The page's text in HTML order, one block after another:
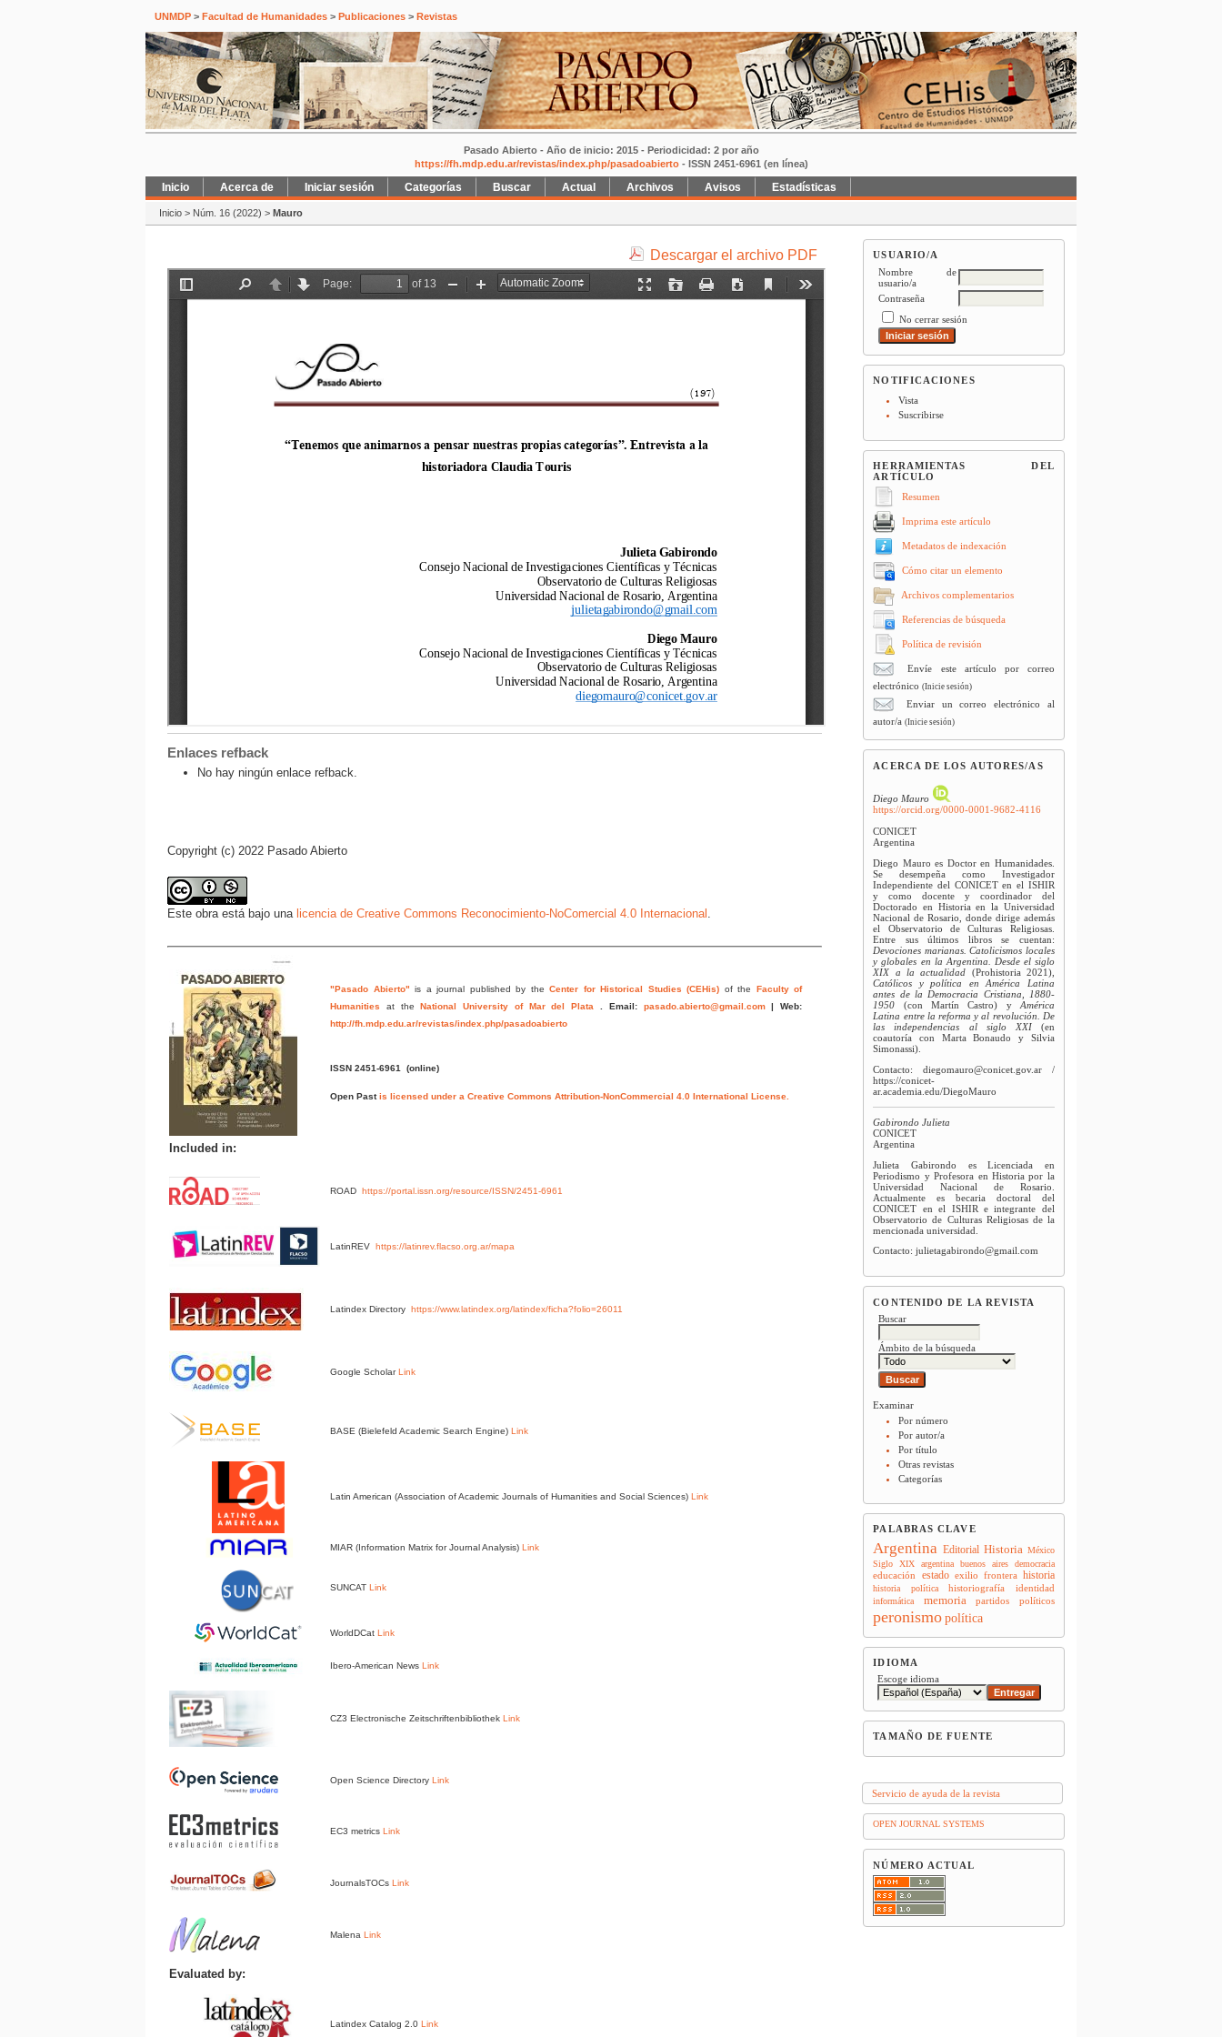
UNMDP > Facultad de Humanidades > Publicaciones > Revistas
Pasado Abierto - Año de inicio: 2015 - Periodicidad: 2 por año
https://fh.mdp.edu.ar/revistas/index.php/pasadoabierto - ISSN 2451-6961 (en línea)
USUARIO/A
Nombre de
usuario/a
Contraseña
No cerrar sesión
NOTIFICACIONES
Vista
Suscribirse
HERRAMIENTAS DEL
ARTÍCULO
Resumen
Imprima este artículo
Metadatos de indexación
Cómo citar un elemento
Archivos complementarios
Referencias de búsqueda
Política de revisión
Envíe este artículo por correo
electrónico(Inicie sesión)
Enviar un correo electrónico al
autor/a(Inicie sesión)
ACERCA DE LOS AUTORES/AS
Diego Mauro
https://orcid.org/0000-0001-9682-4116
CONICET
Argentina
Diego Mauro es Doctor en Humanidades.
Se desempeña como Investigador
Independiente del CONICET en el ISHIR
y como docente y coordinador del
Doctorado en Historia en la Universidad
Nacional de Rosario, donde dirige además
el Observatorio de Culturas Religiosas.
Entre sus últimos libros se cuentan:
Devociones marianas. Catolicismos locales
y globales en la Argentina. Desde el siglo
XIX a la actualidad (Prohistoria 2021),
Católicos y política en América Latina
antes de la Democracia Cristiana, 1880-
1950 (con Martín Castro) y América
Latina entre la reforma y al revolución. De
las independencias al siglo XXI(en
coautoría con Marta Bonaudo y Silvia
Simonassi).
Contacto: diegomauro@conicet.gov.ar /
https://conicet-
ar.academia.edu/DiegoMauro
Gabirondo Julieta
CONICET
Argentina
Julieta Gabirondo es Licenciada en
Periodismo y Profesora en Historia por la
Universidad Nacional de Rosario.
Actualmente es becaria doctoral del
CONICET en el ISHIR e integrante del
Observatorio de Culturas Religiosas de la
mencionada universidad.
Contacto: julietagabirondo@gmail.com
CONTENIDO DE LA REVISTA
Buscar
Ámbito de la búsqueda
Examinar
Por número
Por autor/a
Por título
Otras revistas
Categorías
PALABRAS CLAVE
Argentina Editorial Historia México
Siglo XIX
argentina buenos aires democracia
educación estado exilio frontera historia
historia política historiografía identidad
informática memoria partidos políticos
peronismo política
IDIOMA
Escoge idioma
TAMAÑO DE FUENTE
Servicio de ayuda de la revista
OPEN JOURNAL SYSTEMS
NÚMERO ACTUAL
Inicio Acerca de Iniciar sesión Categorías Buscar Actual Archivos Avisos Estadísticas
Inicio > Núm. 16 (2022) > Mauro
Descargar el archivo PDF
Enlaces refback
No hay ningún enlace refback.
Copyright (c) 2022 Pasado Abierto
Este obra está bajo una licencia de Creative Commons Reconocimiento-NoComercial 4.0 Internacional .
"Pasado Abierto" is a journal published by the Center for Historical Studies (CEHis) of the Faculty of
Humanities at the National University of Mar del Plata . Email: pasado.abierto@gmail.com|Web:
http://fh.mdp.edu.ar/revistas/index.php/pasadoabierto
ISSN 2451-6961(online)
Open Pastis licensed under a Creative Commons Attribution-NonCommercial 4.0 International License.
Included in:
ROAD https://portal.issn.org/resource/ISSN/2451-6961
LatinREV https://latinrev.flacso.org.ar/mapa
Latindex Directory https://www.latindex.org/latindex/ficha?folio=26011
Google Scholar Link
BASE (Bielefeld Academic Search Engine) Link
Latin American (Association of Academic Journals of Humanities and Social Sciences) Link
MIAR (Information Matrix for Journal Analysis) Link
SUNCAT Link
WorldDCat Link
Ibero-American News Link
CZ3 Electronische Zeitschriftenbibliothek Link
Open Science Directory Link
EC3 metrics Link
JournalsTOCs Link
Malena Link
Evaluated by:
Latindex Catalog 2.0 Link